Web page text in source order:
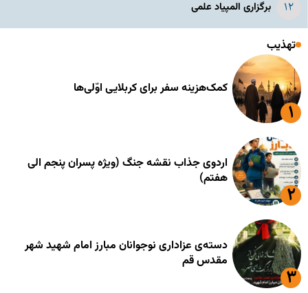
برگزاری المپیاد علمی
تهذیب
کمک‌هزینه سفر برای کربلایی اوّلی‌ها
اردوی جذاب نقشه جنگ (ویژه پسران پنجم الی
هفتم)
دسته‌ی عزاداری نوجوانان مبارز امام شهید شهر
مقدس قم